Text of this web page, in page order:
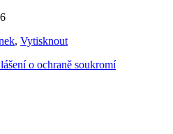
, Vytisknout
o ochraně soukromí